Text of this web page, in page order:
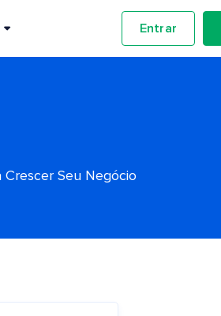
Entrar
Crescer Seu Negócio